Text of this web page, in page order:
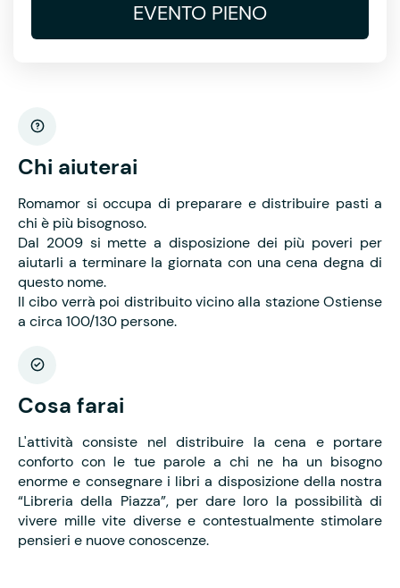
EVENTO PIENO
Chi aiuterai
Romamor si occupa di preparare e distribuire pasti a
chi è più bisognoso.
Dal 2009 si mette a disposizione dei più poveri per
aiutarli a terminare la giornata con una cena degna di
questo nome.
Il cibo verrà poi distribuito vicino alla stazione Ostiense
a circa 100/130 persone.
Cosa farai
L'attività consiste nel distribuire la cena e portare
conforto con le tue parole a chi ne ha un bisogno
enorme e consegnare i libri a disposizione della nostra
“Libreria della Piazza”, per dare loro la possibilità di
vivere mille vite diverse e contestualmente stimolare
pensieri e nuove conoscenze.